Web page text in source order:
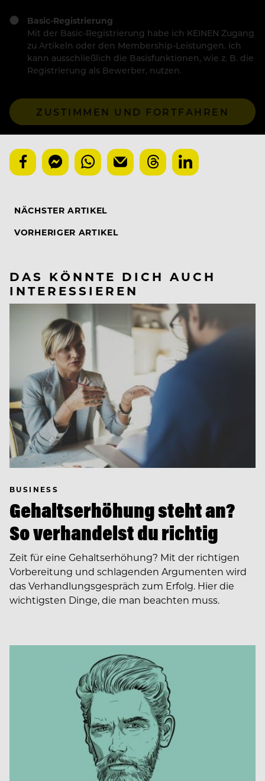
Basic-Registrierung
Mit der Basic-Registrierung habe ich KEINEN Zugang
zu Artikeln oder den Membership-Leistungen. Ich
kann ausschließlich die Basisfunktionen, wie z. B. die
Registrierung als Bewerber, nutzen.
ZUSTIMMEN UND FORTFAHREN
NÄCHSTER ARTIKEL
VORHERIGER ARTIKEL
DAS KÖNNTE DICH AUCH
INTERESSIEREN
BUSINESS
Gehaltserhöhung steht an?
So verhandelst du richtig
Zeit für eine Gehaltserhöhung? Mit der richtigen
Vorbereitung und schlagenden Argumenten wird
das Verhandlungsgespräch zum Erfolg. Hier die
wichtigsten Dinge, die man beachten muss.